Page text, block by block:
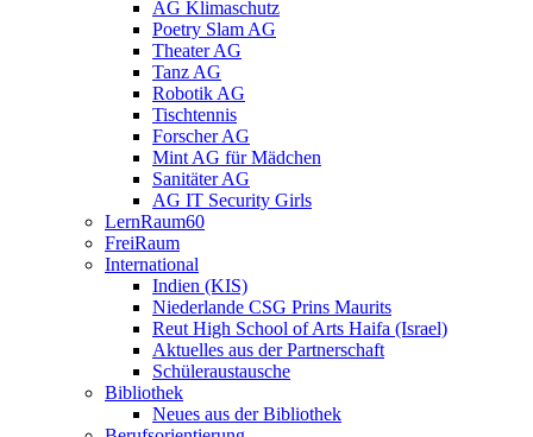
AG Klimaschutz
Poetry Slam AG
Theater AG
Tanz AG
Robotik AG
Tischtennis
Forscher AG
Mint AG für Mädchen
Sanitäter AG
AG IT Security Girls
LernRaum60
FreiRaum
International
Indien (KIS)
Niederlande CSG Prins Maurits
Reut High School of Arts Haifa (Israel)
Aktuelles aus der Partnerschaft
Schüleraustausche
Bibliothek
Neues aus der Bibliothek